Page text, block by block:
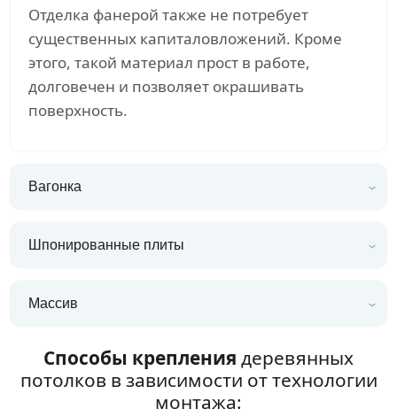
Отделка фанерой также не потребует
существенных капиталовложений. Кроме
этого, такой материал прост в работе,
долговечен и позволяет окрашивать
поверхность.
Вагонка
Шпонированные плиты
Массив
Способы крепления деревянных
потолков в зависимости от технологии
монтажа: